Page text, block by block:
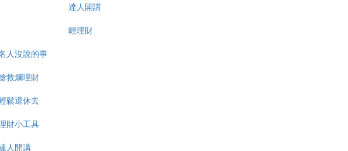
達人開講
輕理財
人沒說的事
救爛理財
鬆退休去
財小工具
人開講